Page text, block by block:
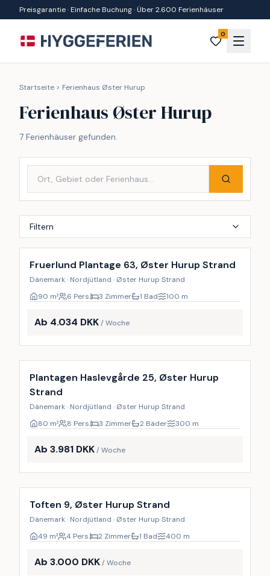
Zum Inhalt springen
Preisgarantie · Einfache Buchung · Über 2.600 Ferienhäuser
0
Startseite > Ferienhaus Øster Hurup
Ferienhaus Øster Hurup
7 Ferienhäuser gefunden.
Filtern
Fruerlund Plantage 63, Øster Hurup Strand
Dänemark · Nordjütland · Øster Hurup Strand
90 m² 6 Pers. 3 Zimmer 1 Bad 100 m
Ab 4.034 DKK/ Woche
Plantagen Haslevgårde 25, Øster Hurup
Strand
Dänemark · Nordjütland · Øster Hurup Strand
80 m² 8 Pers. 3 Zimmer 2 Bäder 300 m
Ab 3.981 DKK/ Woche
Toften 9, Øster Hurup Strand
Dänemark · Nordjütland · Øster Hurup Strand
49 m² 4 Pers. 2 Zimmer 1 Bad 400 m
Ab 3.000 DKK/ Woche